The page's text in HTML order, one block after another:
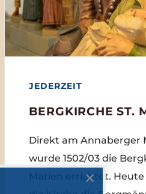
JEDERZEIT
BERGKIRCHE ST.
Direkt am Annaberger
wurde 1502/03 die
Marien errichtet.
×